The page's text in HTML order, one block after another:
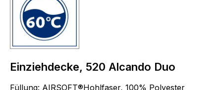
Einziehdecke, 520 Alcando Duo
Füllung: AIRSOFT®Hohlfaser, 100% Polyester